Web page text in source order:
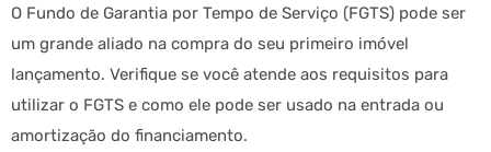
O Fundo de Garantia por Tempo de Serviço (FGTS) pode ser
um grande aliado na compra do seu primeiro imóvel
lançamento. Verifique se você atende aos requisitos para
utilizar o FGTS e como ele pode ser usado na entrada ou
amortização do financiamento.